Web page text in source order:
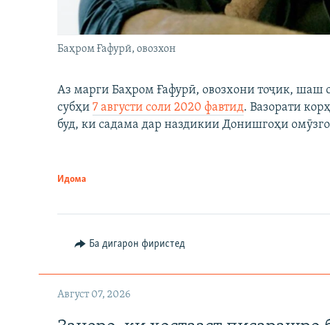
Баҳром Ғафурӣ, овозхон
Аз марги Баҳром Ғафурӣ, овозхони тоҷик, шаш
субҳи 7 августи соли 2020 фавтид. Вазорати
буд, ки садама дар наздикии Донишгоҳи
Идома
Ба дигарон фиристед
Август 07, 2026